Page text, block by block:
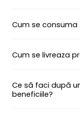
Cum se consuma
Cum se livreaza
Ce să faci după
beneficiile?